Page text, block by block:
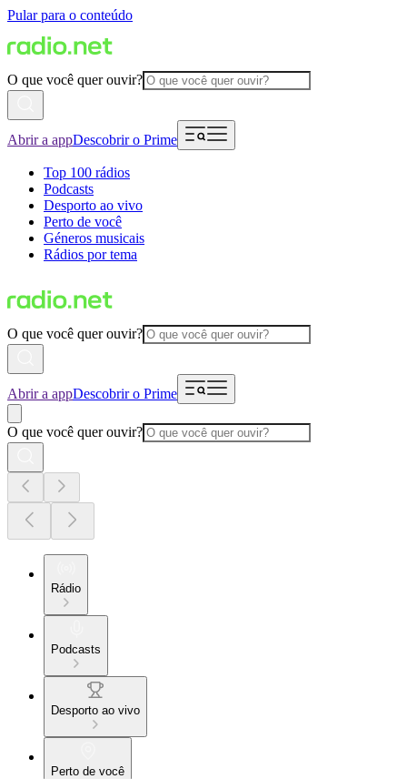
Pular para o conteúdo
O que você quer ouvir?
Abrir a appDescobrir o Prime
Top 100 rádios
Podcasts
Desporto ao vivo
Perto de você
Géneros musicais
Rádios por tema
O que você quer ouvir?
Abrir a appDescobrir o Prime
O que você quer ouvir?
Rádio
Podcasts
Desporto ao vivo
Perto de você